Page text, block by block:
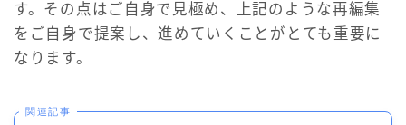
す。その点はご自身で見極め、上記のような再編集
をご自身で提案し、進めていくことがとても重要に
なります。
関連記事